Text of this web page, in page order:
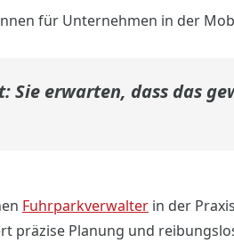
für Unternehmen in der
Sie erwarten, dass das
Fuhrparkverwalter in der
präzise Planung und